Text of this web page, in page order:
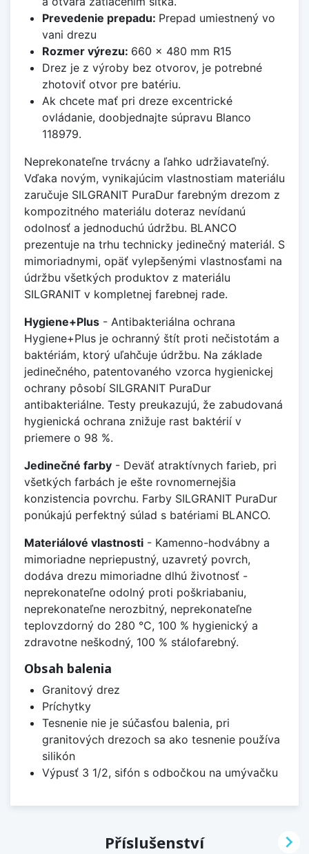
Prevedenie prepadu: Prepad umiestnený vo
vani drezu
Rozmer výrezu: 660 x 480 mm R15
Drez je z výroby bez otvorov, je potrebné
zhotoviť otvor pre batériu.
Ak chcete mať pri dreze excentrické
ovládanie, doobjednajte súpravu Blanco
118979.
Neprekonateľne trvácny a ľahko udržiavateľný.
Vďaka novým, vynikajúcim vlastnostiam materiálu
zaručuje SILGRANIT PuraDur farebným drezom z
kompozitného materiálu doteraz nevídanú
odolnosť a jednoduchú údržbu. BLANCO
prezentuje na trhu technicky jedinečný materiál. S
mimoriadnymi, opäť vylepšenými vlastnosťami na
údržbu všetkých produktov z materiálu
SILGRANIT v kompletnej farebnej rade.
Hygiene+Plus - Antibakteriálna ochrana
Hygiene+Plus je ochranný štít proti nečistotám a
baktériám, ktorý uľahčuje údržbu. Na základe
jedinečného, patentovaného vzorca hygienickej
ochrany pôsobí SILGRANIT PuraDur
antibakteriálne. Testy preukazujú, že zabudovaná
hygienická ochrana znižuje rast baktérií v
priemere o 98 %.
Jedinečné farby - Deväť atraktívnych farieb, pri
všetkých farbách je ešte rovnomernejšia
konzistencia povrchu. Farby SILGRANIT PuraDur
ponúkajú perfektný súlad s batériami BLANCO.
Materiálové vlastnosti - Kamenno-hodvábny a
mimoriadne nepriepustný, uzavretý povrch,
dodáva drezu mimoriadne dlhú životnosť -
neprekonateľne odolný proti poškriabaniu,
neprekonateľne nerozbitný, neprekonateľne
teplovzdorný do 280 °C, 100 % hygienický a
zdravotne neškodný, 100 % stálofarebný.
Obsah balenia
Granitový drez
Príchytky
Tesnenie nie je súčasťou balenia, pri
granitových drezoch sa ako tesnenie používa
silikón
Výpusť 3 1/2, sifón s odbočkou na umývačku
Příslušenství 